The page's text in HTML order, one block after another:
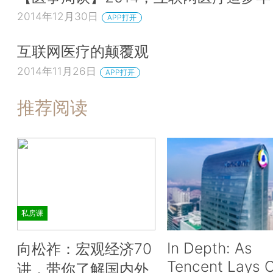
2014年12月30日 APP打开
互联网医疗的颠覆观
2014年11月26日 APP打开
推荐阅读
私房课
向松祚：宏观经济70
讲，带你了解国内外
In Depth: As
Tencent Lays